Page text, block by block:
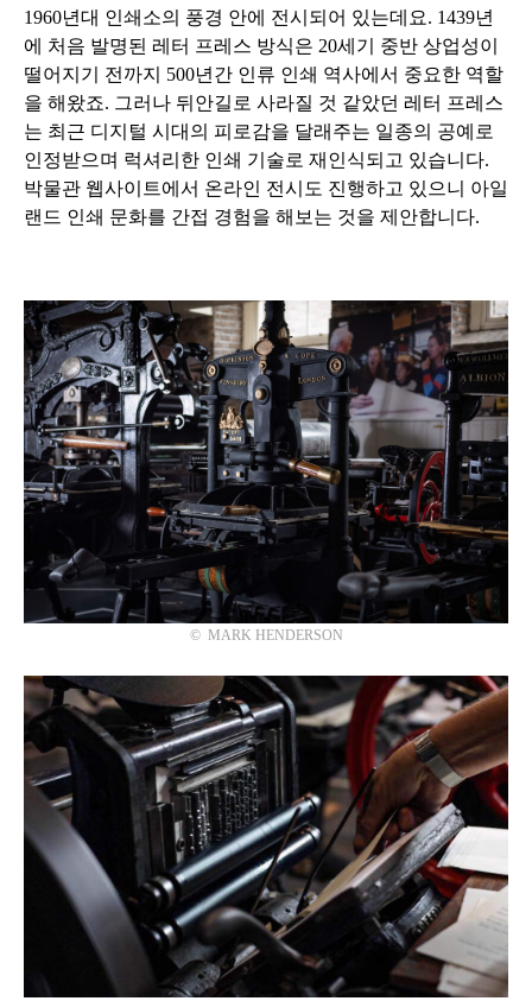
1960년대 인쇄소의 풍경 안에 전시되어 있는데요. 1439년
에 처음 발명된 레터 프레스 방식은 20세기 중반 상업성이
떨어지기 전까지 500년간 인류 인쇄 역사에서 중요한 역할
을 해왔죠. 그러나 뒤안길로 사라질 것 같았던 레터 프레스
는 최근 디지털 시대의 피로감을 달래주는 일종의 공예로
인정받으며 럭셔리한 인쇄 기술로 재인식되고 있습니다.
박물관 웹사이트에서 온라인 전시도 진행하고 있으니 아일
랜드 인쇄 문화를 간접 경험을 해보는 것을 제안합니다.
© MARK HENDERSON